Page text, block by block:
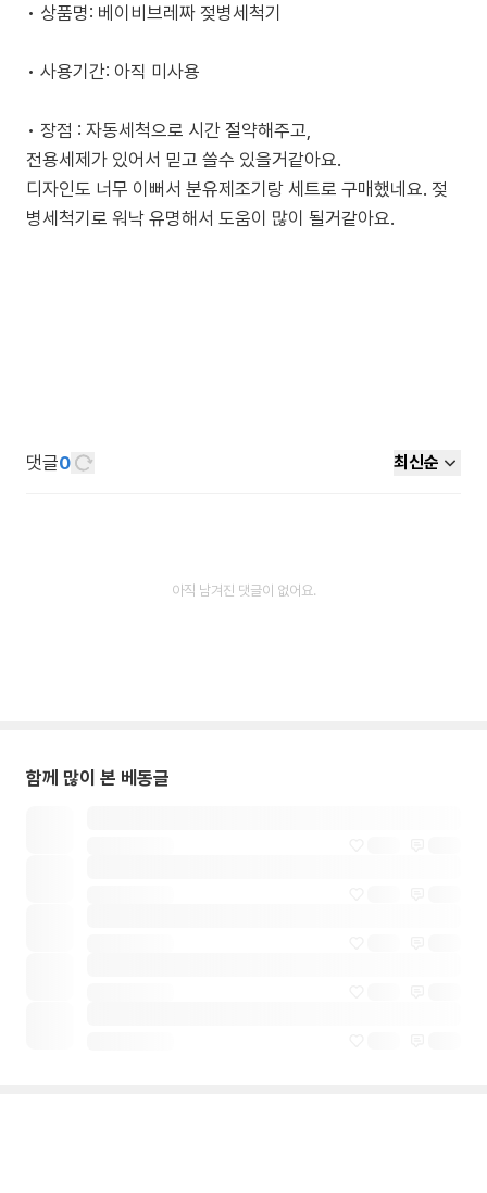
• 상품명: 베이비브레짜 젖병세척기
• 사용기간: 아직 미사용
• 장점 : 자동세척으로 시간 절약해주고,
전용세제가 있어서 믿고 쓸수 있을거같아요.
디자인도 너무 이뻐서 분유제조기랑 세트로 구매했네요. 젖
병세척기로 워낙 유명해서 도움이 많이 될거같아요.
댓글0 최신순
아직 남겨진 댓글이 없어요.
함께 많이 본 베동글